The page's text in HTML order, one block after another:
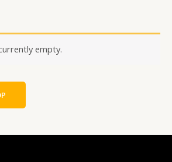
empty.